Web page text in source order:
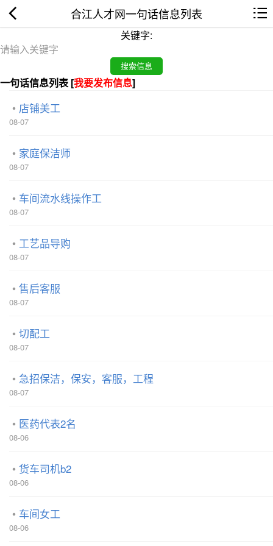
合江人才网一句话信息列表
关键字:
一句话信息列表 [我要发布信息]
店铺美工
08-07
家庭保洁师
08-07
车间流水线操作工
08-07
工艺品导购
08-07
售后客服
08-07
切配工
08-07
急招保洁，保安，客服，工程
08-07
医药代表2名
08-06
货车司机b2
08-06
车间女工
08-06